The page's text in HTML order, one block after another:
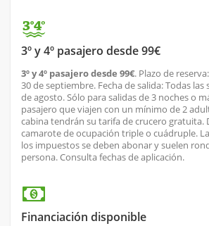
3º y 4º pasajero desde 99€
3º y 4º pasajero desde 99€. Plazo de
30 de septiembre. Fecha de salida: Todas las
de agosto. Sólo para salidas de 3 noches o
pasajero que viajen con un mínimo de 2
cabina tendrán su tarifa de crucero gratuita.
camarote de ocupación triple o cuádruple.
los impuestos se deben abonar y suelen
persona. Consulta fechas de aplicación.
Financiación disponible